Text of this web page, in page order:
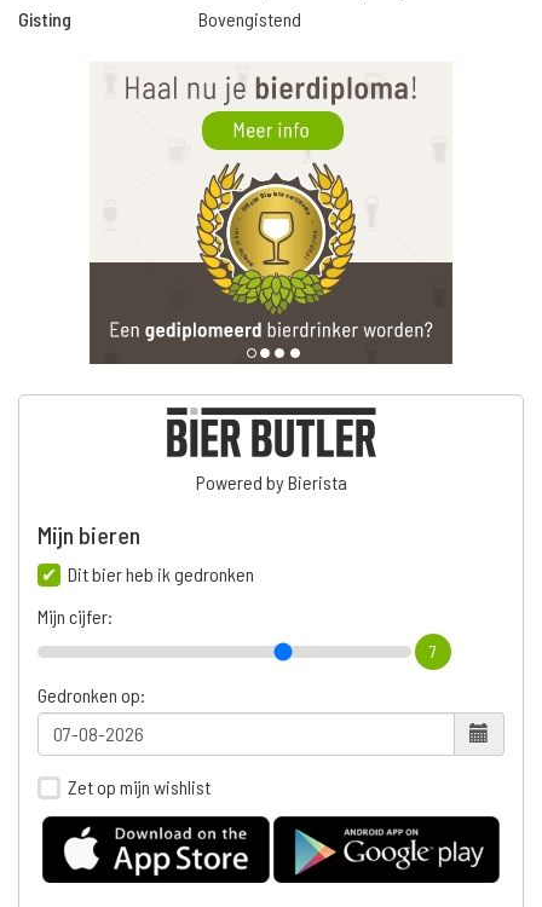
Gisting
Bovengistend
Powered by Bierista
Mijn bieren
Dit bier heb ik gedronken
Mijn cijfer:
7
Gedronken op:
Zet op mijn wishlist